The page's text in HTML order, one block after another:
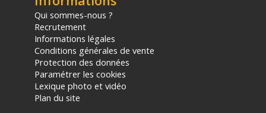
Qui sommes-nous ?
Recrutement
Informations légales
Conditions générales de vente
Protection des données
Paramétrer les cookies
Lexique photo et vidéo
Plan du site